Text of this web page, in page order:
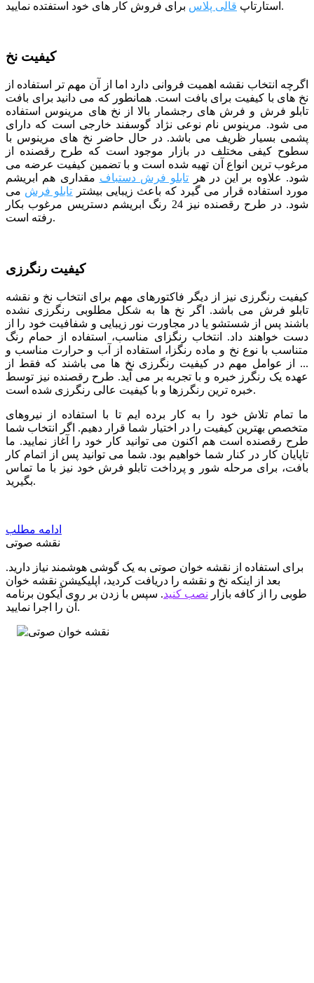
استارتاپ قالی پلاس برای فروش کار های خود استفتده نمایید.
کیفیت نخ
اگرچه انتخاب نقشه اهمیت فروانی دارد اما از آن مهم تر استفاده از
نخ های با کیفیت برای بافت است. همانطور که می دانید برای بافت
تابلو فرش و فرش های رجشمار بالا از نخ های مرینوس استفاده
می شود. مرینوس نام نوعی نژاد گوسفند خارجی است که دارای
پشمی بسیار ظریف می باشد. در حال حاضر نخ های مرینوس با
سطوح کیفی مختلف در بازار موجود است که طرح رقصنده از
مرغوب ترین انواع آن تهیه شده است و با تضمین کیفیت عرضه می
شود. علاوه بر این در هر تابلو فرش دستباف مقداری هم ابریشم
مورد استفاده قرار می گیرد که باعث زیبایی بیشتر
تابلو فرش می
شود. در طرح رقصنده نیز 24 رنگ ابریشم دستریس مرغوب بکار
رفته است.
کیفیت رنگرزی
کیفیت رنگرزی نیز از دیگر فاکتورهای مهم برای انتخاب نخ و نقشه
تابلو فرش می باشد. اگر نخ ها به شکل مطلوبی رنگرزی نشده
باشند پس از شستشو یا در مجاورت نور زیبایی و شفافیت خود را از
دست خواهند داد. انتخاب رنگزای مناسب، استفاده از حمام رنگ
متناسب با نوع نخ و ماده رنگزا، استفاده از آب و حرارت مناسب و
... از عوامل مهم در کیفیت رنگرزی نخ ها می باشند که فقط از
عهده یک رنگرز خبره و با تجربه بر می آید. طرح رقصنده نیز توسط
خبره ترین رنگرزها و با کیفیت عالی رنگرزی شده است.
ما تمام تلاش خود را به کار برده ایم تا با استفاده از نیروهای
متخصص بهترین کیفیت را در اختیار شما قرار دهیم. اگر انتخاب شما
طرح رقصنده است هم اکنون می توانید کار خود را آغاز نمایید. ما
تاپایان کار در کنار شما خواهیم بود. شما می توانید پس از اتمام کار
بافت، برای مرحله شور و پرداخت تابلو فرش خود نیز با ما تماس
بگیرید.
ادامه مطلب
نقشه صوتی
برای استفاده از نقشه خوان صوتی به یک گوشی هوشمند نیاز دارید.
بعد از اینکه نخ و نقشه را دریافت کردید، اپلیکیشن نقشه خوان
طوبی را از کافه بازار نصب کنید. سپس با زدن بر روی آیکون برنامه
آن را اجرا نمایید.